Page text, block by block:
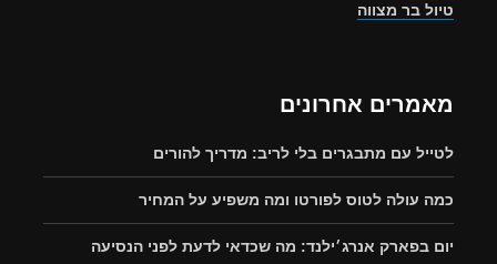
טיול בר מצווה
מאמרים אחרונים
לטייל עם מתבגרים בלי לריב: מדריך להורים
כמה עולה לטוס לפורטו ומה משפיע על המחיר
יום בפארק אנרג׳ילנד: מה שכדאי לדעת לפני הנסיעה